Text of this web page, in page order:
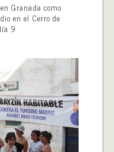
Granada como
en el Cerro de
9